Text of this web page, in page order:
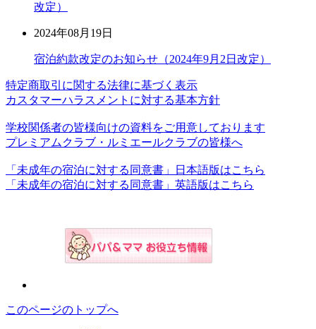
改定）
2024年08月19日
宿泊約款改定のお知らせ（2024年9月2日改定）
特定商取引に関する法律に基づく表示
カスタマーハラスメントに対する基本方針
学校関係者の皆様向けの資料をご用意しております
プレミアムクラブ・ルミエールクラブの皆様へ
「未成年の宿泊に対する同意書」日本語版はこちら
「未成年の宿泊に対する同意書」英語版はこちら
このページのトップへ